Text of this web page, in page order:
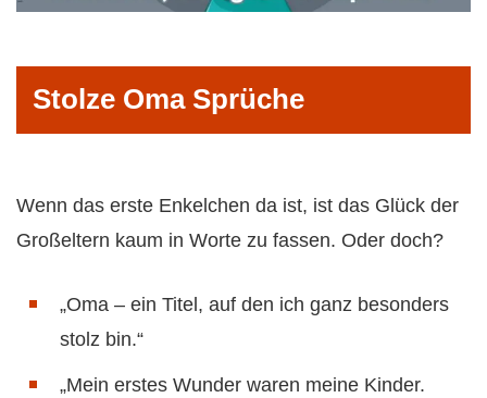
Stolze Oma Sprüche
Wenn das erste Enkelchen da ist, ist das Glück der
Großeltern kaum in Worte zu fassen. Oder doch?
„Oma – ein Titel, auf den ich ganz besonders
stolz bin.“
„Mein erstes Wunder waren meine Kinder.